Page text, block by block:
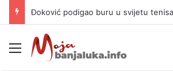
APIF izgubio spor sa komšijama,
Meni